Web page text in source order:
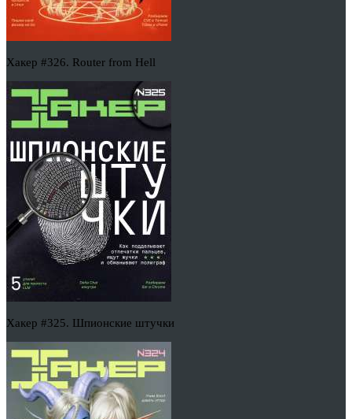
Хакер #326. Router from Hell
Хакер #325. Шпионские штучки